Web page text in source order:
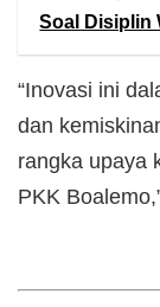
Soal Disiplin
“Inovasi ini
dan
rangka upaya
PKK